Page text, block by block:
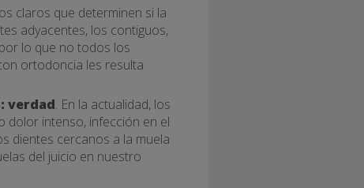
claros que determinen si la
adyacentes, los contiguos,
lo que no todos los
ortodoncia les resulta
verdad. En la actualidad, los
dolor intenso, infección en el
dientes cercanos a la muela
del juicio en nuestro